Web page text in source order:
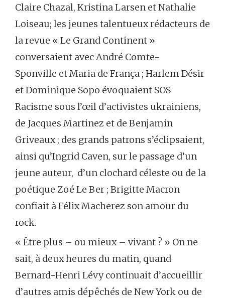
Claire Chazal, Kristina Larsen et Nathalie
Loiseau; les jeunes talentueux rédacteurs de
la revue « Le Grand Continent »
conversaient avec André Comte-
Sponville et Maria de França ; Harlem Désir
et Dominique Sopo évoquaient SOS
Racisme sous l’œil d’activistes ukrainiens,
de Jacques Martinez et de Benjamin
Griveaux ; des grands patrons s’éclipsaient,
ainsi qu’Ingrid Caven, sur le passage d’un
jeune auteur, d’un clochard céleste ou de la
poétique Zoé Le Ber ; Brigitte Macron
confiait à Félix Macherez son amour du
rock.
« Être plus – ou mieux – vivant ? » On ne
sait, à deux heures du matin, quand
Bernard-Henri Lévy continuait d’accueillir
d’autres amis dépêchés de New York ou de